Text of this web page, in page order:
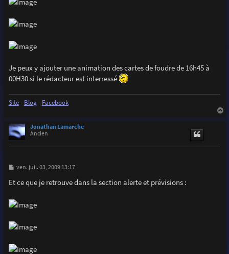
Je peux y ajouter une animation des cartes de foudre de 16h45 à
00H30 si le rédacteur est interressé
Site- Blog- Facebook
Jonathan Lamarche
Ancien
M
s
s
g
e
ven. juil. 03, 2009 13:17
Et ce que je retrouve dans la section alerte et prévisions :